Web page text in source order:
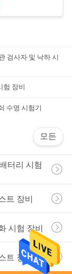
검사자 및 낙하 시
험 장비
수명 시험기
모든
터리 시험
트 장비
시험 장비
트 장비